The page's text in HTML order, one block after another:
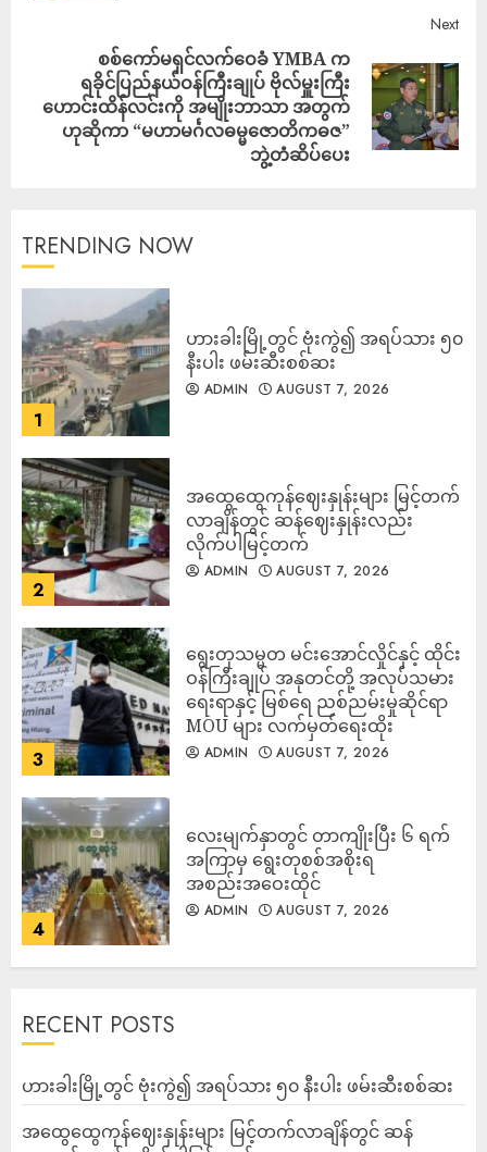
Next
စစ်ကော်မရှင်လက်ဝေခံ YMBA က
ရခိုင်ပြည်နယ်ဝန်ကြီးချုပ် ဗိုလ်မှူးကြီး
ဟောင်းထိန်လင်းကို အမျိုးဘာသာ အတွက်
ဟုဆိုကာ “မဟာမင်္ဂလဓမ္မဇောတိကဓဇ”
ဘွဲ့တံဆိပ်ပေး
TRENDING NOW
1
ဟားခါးမြို့တွင် ဗုံးကွဲ၍ အရပ်သား ၅၀
နီးပါး ဖမ်းဆီးစစ်ဆး
ADMIN AUGUST 7, 2026
2
အထွေထွေကုန်ဈေးနှုန်းများ မြင့်တက်
လာချိန်တွင် ဆန်ဈေးနှုန်းလည်း
လိုက်ပါမြင့်တက်
ADMIN AUGUST 7, 2026
3
ရွေးတုသမ္မတ မင်းအောင်လှိုင်နှင့် ထိုင်း
ဝန်ကြီးချုပ် အနုတင်တို့ အလုပ်သမား
ရေးရာနှင့် မြစ်ရေ ညစ်ညမ်းမှုဆိုင်ရာ
MOU များ လက်မှတ်ရေးထိုး
ADMIN AUGUST 7, 2026
4
လေးမျက်နှာတွင် တာကျိုးပြီး ၆ ရက်
အကြာမှ ရွေးတုစစ်အစိုးရ
အစည်းအဝေးထိုင်
ADMIN AUGUST 7, 2026
RECENT POSTS
ဟားခါးမြို့တွင် ဗုံးကွဲ၍ အရပ်သား ၅၀ နီးပါး ဖမ်းဆီးစစ်ဆး
အထွေထွေကုန်ဈေးနှုန်းများ မြင့်တက်လာချိန်တွင် ဆန်